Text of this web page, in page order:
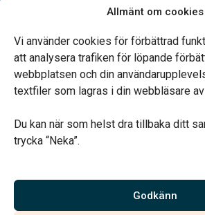
Allmänt om cookies
Vi använder cookies för förbättrad
att analysera trafiken för löpande
webbplatsen och din
textfiler som lagras i din webbläsare
Du kan när som helst dra tillbaka ditt
trycka “Neka”.
Godkänn
Telefonjour dygnet runt.
Vårt systerbolag Verahill hjälper dig med